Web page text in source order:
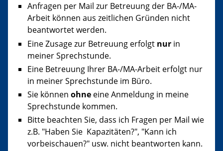
Anfragen per Mail zur Betreuung der BA-/MA-
Arbeit können aus zeitlichen Gründen nicht
beantwortet werden.
Eine Zusage zur Betreuung erfolgt nur in
meiner Sprechstunde.
Eine Betreuung Ihrer BA-/MA-Arbeit erfolgt nur
in meiner Sprechstunde im Büro.
Sie können ohne eine Anmeldung in meine
Sprechstunde kommen.
Bitte beachten Sie, dass ich Fragen per Mail wie
z.B. "Haben Sie Kapazitäten?", "Kann ich
vorbeischauen?" usw. nicht beantworten kann.